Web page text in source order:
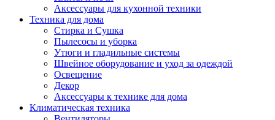
Аксессуары для кухонной техники
Техника для дома
Стирка и Сушка
Пылесосы и уборка
Утюги и гладильные системы
Швейное оборудование и уход за одеждой
Освещение
Декор
Аксессуары к технике для дома
Климатическая техника